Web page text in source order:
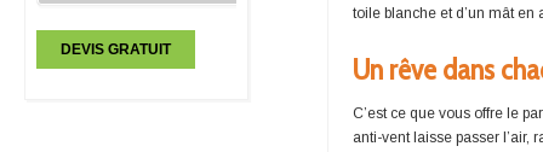
toile blanche et d’un mât en
Un rêve dans
C’est ce que vous offre le
anti-vent laisse passer